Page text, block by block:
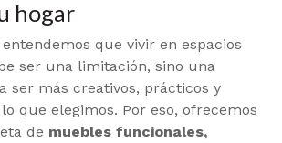
hogar
que vivir en espacios
ser una limitación, sino una
ser más creativos, prácticos y
que elegimos. Por eso, ofrecemos
de muebles funcionales,